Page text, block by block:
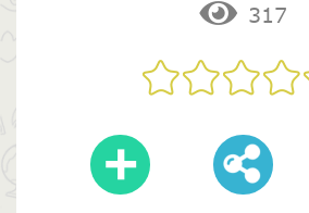
317